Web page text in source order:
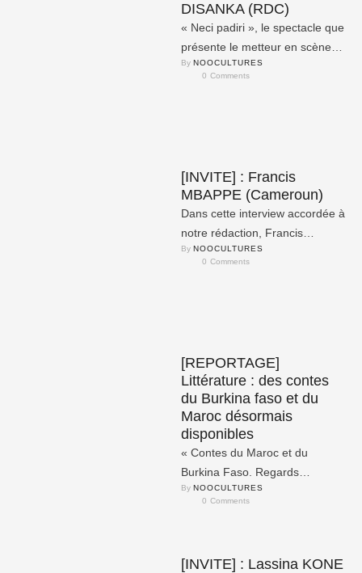
DISANKA (RDC)
« Neci padiri », le spectacle que
présente le metteur en scène
de la République démocratique
By NOOCULTURES
0 Comments
[INVITE] : Francis
MBAPPE (Cameroun)
Dans cette interview accordée à
notre rédaction, Francis
MBAPPE qui compte s’installer
By NOOCULTURES
0 Comments
[REPORTAGE]
Littérature : des contes
du Burkina faso et du
Maroc désormais
disponibles
« Contes du Maroc et du
Burkina Faso. Regards
croisés » est un ouvrage co-
By NOOCULTURES
0 Comments
[INVITE] : Lassina KONE